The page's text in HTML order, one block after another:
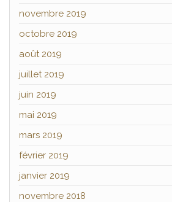
novembre 2019
octobre 2019
août 2019
juillet 2019
juin 2019
mai 2019
mars 2019
février 2019
janvier 2019
novembre 2018